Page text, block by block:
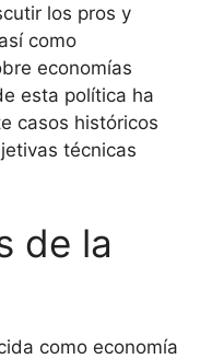
los pros y
como
economías
esta política ha
casos históricos
técnicas
de la
como economía